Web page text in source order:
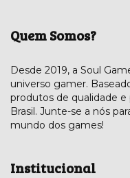
Quem Somos?
Desde 2019, a Soul
universo gamer.
produtos de qualidade
Brasil. Junte-se a nós
mundo dos games!
Institucional